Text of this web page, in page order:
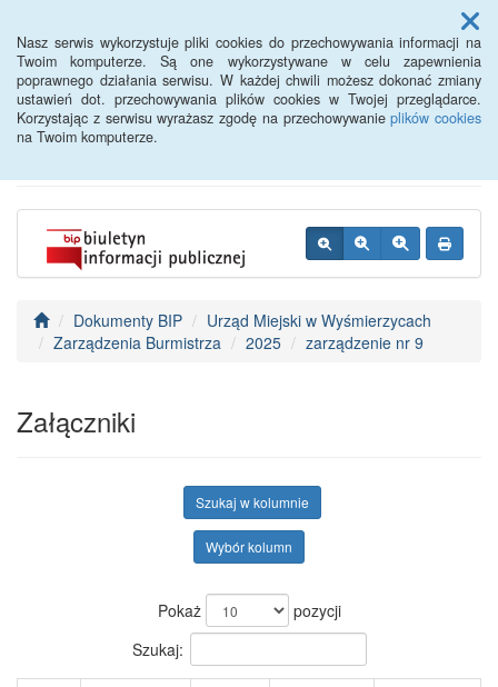
Nasz serwis wykorzystuje pliki cookies do przechowywania informacji na
Twoim komputerze. Są one wykorzystywane w celu zapewnienia
poprawnego działania serwisu. W każdej chwili możesz dokonać zmiany
ustawień dot. przechowywania plików cookies w Twojej przeglądarce.
Korzystając z serwisu wyrażasz zgodę na przechowywanieplików cookies
na Twoim komputerze.
Menu
BIP - Urząd Miejski
Wyśmierzyce
Dokumenty BIP
Urząd Miejski w Wyśmierzycach
Zarządzenia Burmistrza
2025 zarządzenie nr 9
Załączniki
Szukaj w kolumnie
Wybór kolumn
Pokaż
pozycji
Szukaj: